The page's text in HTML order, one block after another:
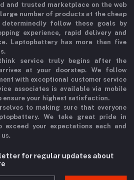
and trusted marketplace on the web
large number of products at the cheap
determinedly follow these goals by
experience, rapid delivery and
Laptopbattery has more than five
service truly begins after the
at your doorstep. We follow
with exceptional customer service
associates is available via mobile
ensure your highest satisfaction.
to making sure that everyone
We take great pride in
exceed your expectations each and
for regular updates about